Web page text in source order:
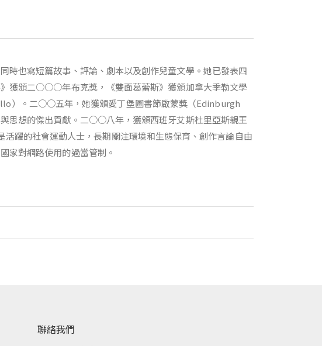
時也寫短篇故事、評論、劇本以及創作兒童文學。她已發表四
獲頒二○○○年布克獎，《雙面葛蕾斯》獲頒加拿大季勒文學
）。二○○五年，她獲頒愛丁堡圖書節啟蒙獎（Edinburgh
想的傑出貢獻。二○○八年，獲頒西班牙艾斯杜里亞斯親王
躍的社會運動人士，長期關注環境和生態保育、創作言論自由
家對網路使用的過當管制。
聯絡我們